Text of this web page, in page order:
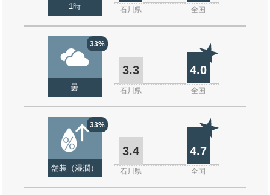
1時 石川県 全国
33%
曇
3.3 4.0
石川県 全国
33%
舗装（湿潤）
3.4 4.7
石川県 全国